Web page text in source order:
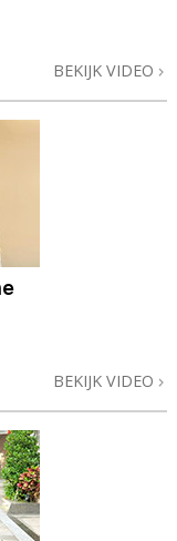
BEKIJK VIDEO
BEKIJK VIDEO